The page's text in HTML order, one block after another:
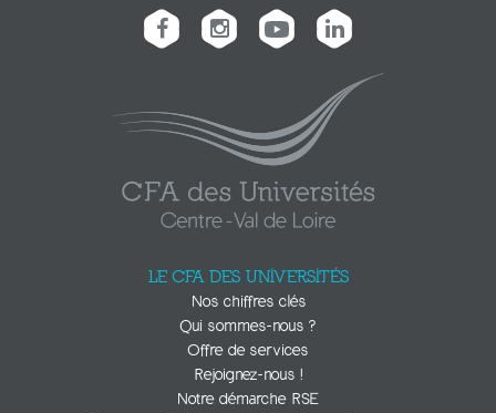
LE CFA DES UNIVERSITÉS
Nos chiffres clés
Qui sommes-nous ?
Offre de services
Rejoignez-nous !
Notre démarche RSE